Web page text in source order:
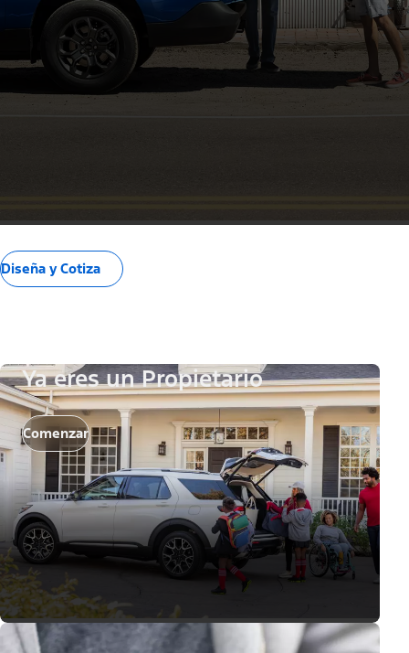
Diseña y Cotiza
Ya eres un Propietario
Comenzar